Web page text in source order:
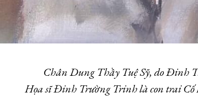
Chân Dung Thầy Tuệ Sỹ, do Đinh
Họa sĩ Đinh Trường Trinh là con trai